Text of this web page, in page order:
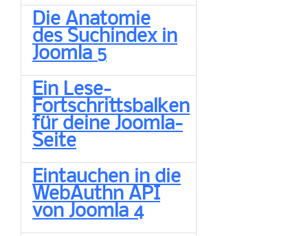
Die Anatomie
des Suchindex in
Joomla 5
Ein Lese-
Fortschrittsbalken
für deine Joomla-
Seite
Eintauchen in die
WebAuthn API
von Joomla 4